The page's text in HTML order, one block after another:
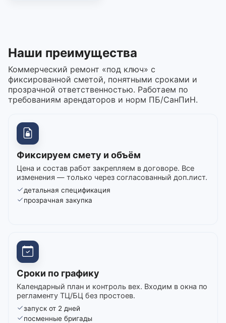
Наши преимущества
Коммерческий ремонт «под ключ» с
фиксированной сметой, понятными сроками и
прозрачной ответственностью. Работаем по
требованиям арендаторов и норм ПБ/СанПиН.
Фиксируем смету и объём
Цена и состав работ закрепляем в договоре. Все
изменения — только через согласованный доп.лист.
детальная спецификация
прозрачная закупка
Сроки по графику
Календарный план и контроль вех. Входим в окна по
регламенту ТЦ/БЦ без простоев.
запуск от 2 дней
посменные бригады